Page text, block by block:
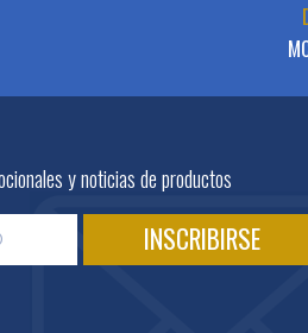
y noticias de productos